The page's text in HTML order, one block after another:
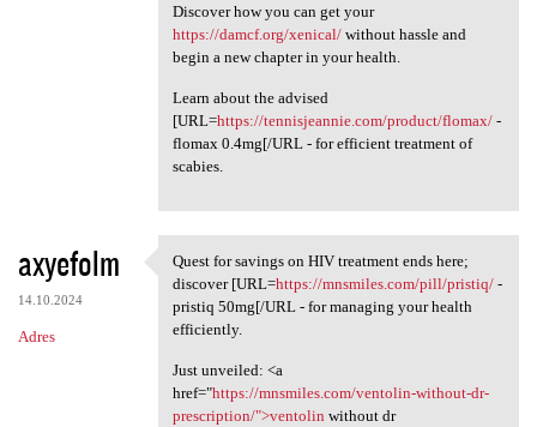
Discover how you can get your
https://damcf.org/xenical/without hassle and
begin a new chapter in your health.
Learn about the advised
[URL=https://tennisjeannie.com/product/flomax/-
flomax 0.4mg[/URL - for efficient treatment of
scabies.
axyefolm
14.10.2024
Adres
Quest for savings on HIV
Quest for savings on HIV treatment ends here;
discover [URL=https://mnsmiles.com/pill/pristiq/-
pristiq 50mg[/URL - for managing your health
efficiently.
Just unveiled: <a
href="https://mnsmiles.com/ventolin-without-dr-
prescription/">ventolin without dr